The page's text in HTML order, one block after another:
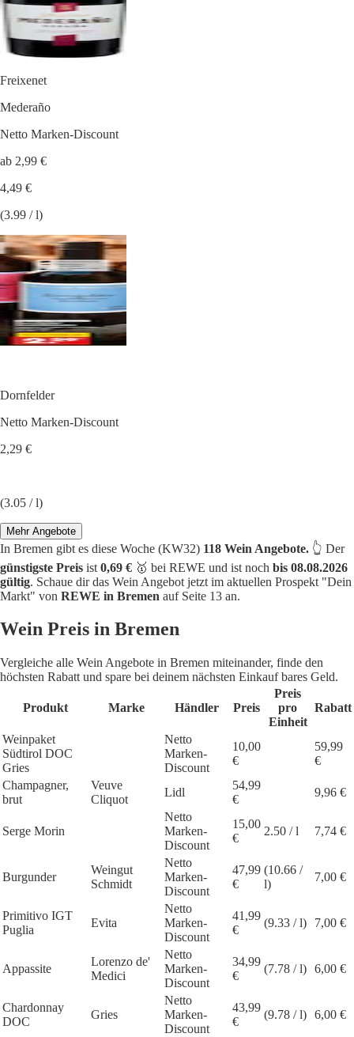
Freixenet
Mederaño
Netto Marken-Discount
ab 2,99 €
4,49 €
(3.99 / l)
Dornfelder
Netto Marken-Discount
2,29 €
(3.05 / l)
Mehr Angebote
In Bremen gibt es diese Woche (KW32) 118 Wein Angebote. 👆 Der
günstigste Preis ist 0,69 € 🥇 bei REWE und ist noch bis 08.08.2026
gültig. Schaue dir das Wein Angebot jetzt im aktuellen Prospekt "Dein
Markt" von REWE in Bremen auf Seite 13 an.
Wein Preis in Bremen
Vergleiche alle Wein Angebote in Bremen miteinander, finde den
höchsten Rabatt und spare bei deinem nächsten Einkauf bares Geld.
Produkt Marke Händler Preis
Preis
pro
Einheit
Rabatt
Weinpaket
Südtirol DOC
Gries
Netto
Marken-
Discount
10,00
€
59,99
€
Champagner,
brut
Veuve
Cliquot
Lidl
54,99
€
9,96 €
Serge Morin
Netto
Marken-
Discount
15,00
€
2.50 / l 7,74 €
Burgunder
Weingut
Schmidt
Netto
Marken-
Discount
47,99
€
(10.66 /
l)
7,00 €
Primitivo IGT
Puglia
Evita
Netto
Marken-
Discount
41,99
€
(9.33 / l) 7,00 €
Appassite
Lorenzo de'
Medici
Netto
Marken-
Discount
34,99
€
(7.78 / l) 6,00 €
Chardonnay
DOC
Gries
Netto
Marken-
Discount
43,99
€
(9.78 / l) 6,00 €